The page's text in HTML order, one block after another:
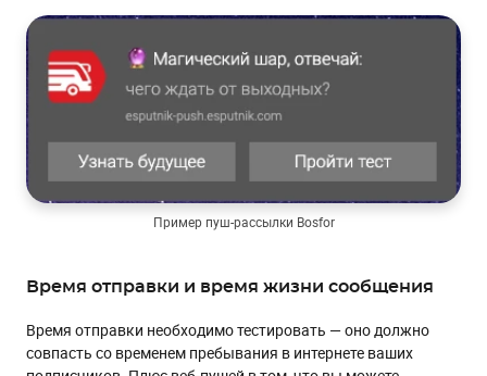
Пример пуш-рассылки Bosfor
Время отправки и время жизни сообщения
Время отправки необходимо тестировать — оно должно
совпасть со временем пребывания в интернете ваших